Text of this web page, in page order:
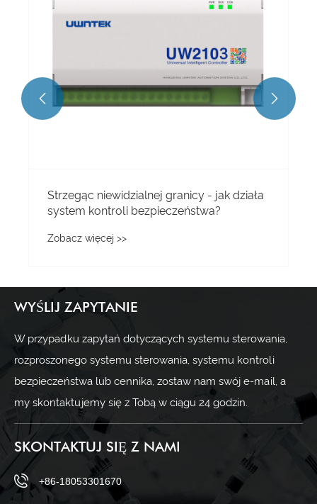
Strzegąc niewidzialnej granicy - jak działa
system kontroli bezpieczeństwa?
Zobacz więcej >>
 
WYŚLIJ ZAPYTANIE
W przypadku zapytań dotyczących systemu sterowania,
rozproszonego systemu sterowania, systemu kontroli
bezpieczeństwa lub cennika, zostaw nam swój e-mail, a
my skontaktujemy się z Tobą w ciągu 24 godzin.
SKONTAKTUJ SIĘ Z NAMI
+86-18053301670